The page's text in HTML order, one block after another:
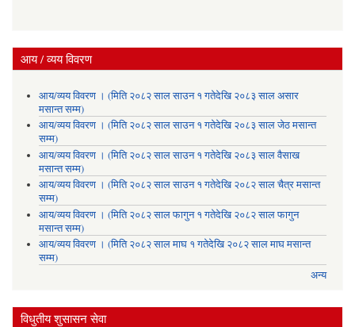
आय / व्यय विवरण
आय/व्यय विवरण । (मिति २०८२ साल साउन १ गतेदेखि २०८३ साल असार
मसान्त सम्म)
आय/व्यय विवरण । (मिति २०८२ साल साउन १ गतेदेखि २०८३ साल जेठ मसान्त
सम्म)
आय/व्यय विवरण । (मिति २०८२ साल साउन १ गतेदेखि २०८३ साल वैसाख
मसान्त सम्म)
आय/व्यय विवरण । (मिति २०८२ साल साउन १ गतेदेखि २०८२ साल चैत्र मसान्त
सम्म)
आय/व्यय विवरण । (मिति २०८२ साल फागुन १ गतेदेखि २०८२ साल फागुन
मसान्त सम्म)
आय/व्यय विवरण । (मिति २०८२ साल माघ १ गतेदेखि २०८२ साल माघ मसान्त
सम्म)
अन्य
विधुतीय शुसासन सेवा